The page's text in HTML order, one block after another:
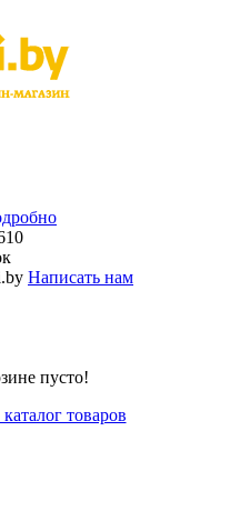
Написать нам
пусто!
товаров